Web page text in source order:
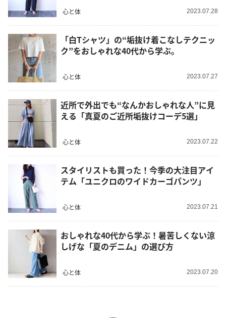
心と体 2023.07.28
「白Tシャツ」の“垢抜け着こなしテクニッ
ク”をおしゃれな40代から学ぶ。
心と体 2023.07.27
近所で外出でも“なんかおしゃれな人”に見
える「真夏のご近所垢抜けコーデ5選」
心と体 2023.07.22
スタイリストも買った！今季の大注目アイ
テム「ユニクロのワイドカーゴパンツ」
心と体 2023.07.21
おしゃれな40代から学ぶ！暑苦しくない涼
しげな「夏のデニム」の選び方
心と体 2023.07.20